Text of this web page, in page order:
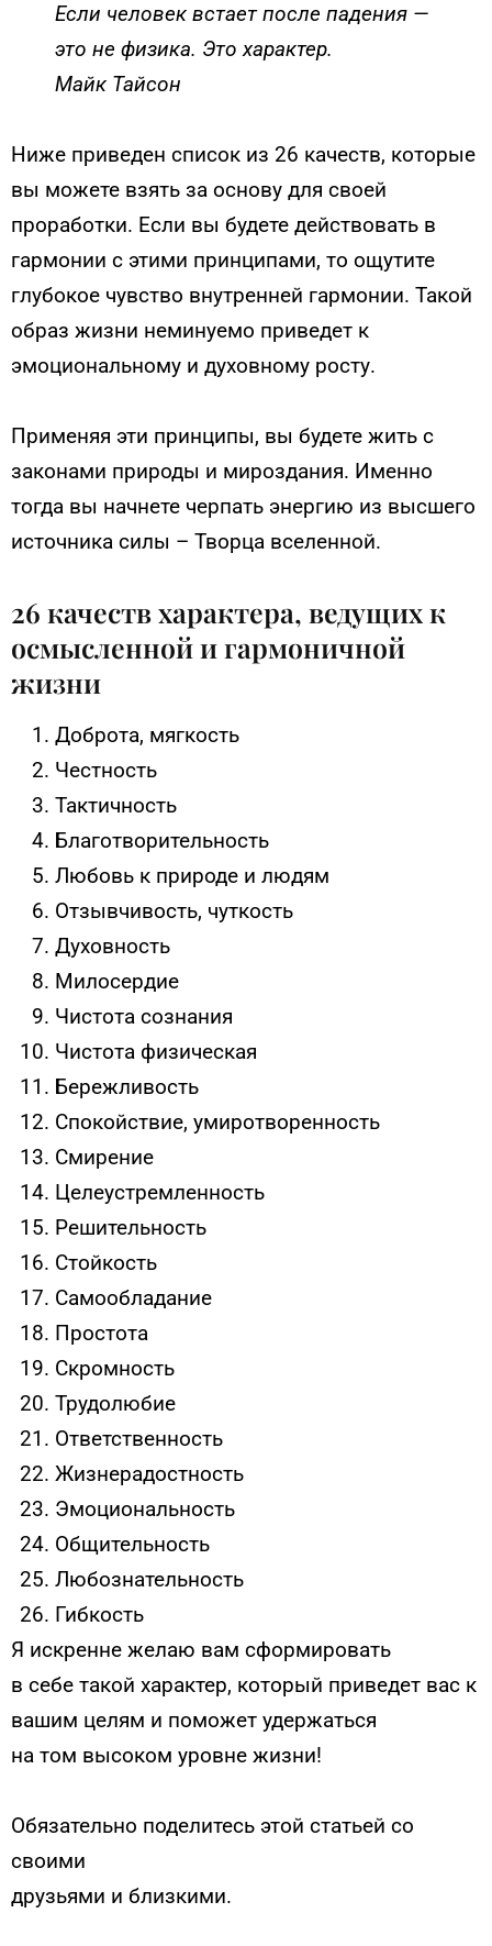
Если человек встает после падения —
это не физика. Это характер.
Майк Тайсон
Ниже приведен список из 26 качеств, которые
вы можете взять за основу для своей
проработки. Если вы будете действовать в
гармонии с этими принципами, то ощутите
глубокое чувство внутренней гармонии. Такой
образ жизни неминуемо приведет к
эмоциональному и духовному росту.
Применяя эти принципы, вы будете жить с
законами природы и мироздания. Именно
тогда вы начнете черпать энергию из высшего
источника силы – Творца вселенной.
26 качеств характера, ведущих к
осмысленной и гармоничной
жизни
Доброта, мягкость
Честность
Тактичность
Благотворительность
Любовь к природе и людям
Отзывчивость, чуткость
Духовность
Милосердие
Чистота сознания
Чистота физическая
Бережливость
Спокойствие, умиротворенность
Смирение
Целеустремленность
Решительность
Стойкость
Самообладание
Простота
Скромность
Трудолюбие
Ответственность
Жизнерадостность
Эмоциональность
Общительность
Любознательность
Гибкость
Я искренне желаю вам сформировать
в себе такой характер, который приведет вас к
вашим целям и поможет удержаться
на том высоком уровне жизни!
Обязательно поделитесь этой статьей со
своими
друзьями и близкими.